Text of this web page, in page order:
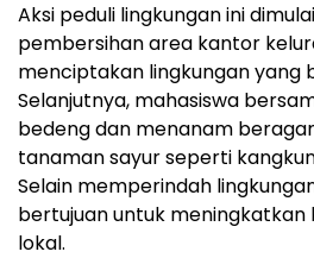
Aksi peduli lingkungan ini
pembersihan area kantor
menciptakan lingkungan yang
Selanjutnya, mahasiswa
bedeng dan menanam
tanaman sayur seperti
Selain memperindah
bertujuan untuk
lokal.